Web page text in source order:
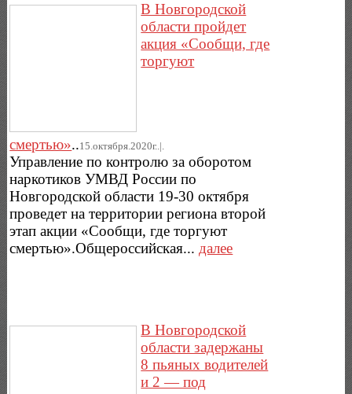
В Новгородской
области пройдет
акция «Сообщи, где
торгуют
смертью»..15.октября.2020г..|.
Управление по контролю за оборотом
наркотиков УМВД России по
Новгородской области 19-30 октября
проведет на территории региона второй
этап акции «Сообщи, где торгуют
смертью».Общероссийская...далее
В Новгородской
области задержаны
8 пьяных водителей
и 2 — под